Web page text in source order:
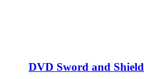
DVD Sword and Shield